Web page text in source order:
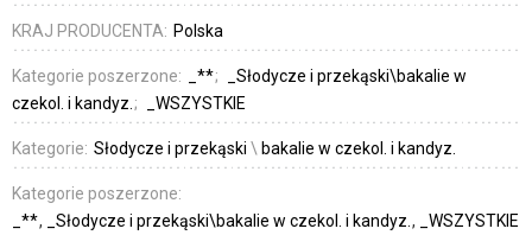
KRAJ PRODUCENTA: Polska
Kategorie poszerzone: _**
_Słodycze i przekąski\bakalie w
czekol. i kandyz.
_WSZYSTKIE
Kategorie: Słodycze i przekąski \ bakalie w czekol. i kandyz.
Kategorie poszerzone:
_**
_Słodycze i przekąski\bakalie w czekol. i kandyz. _WSZYSTKIE